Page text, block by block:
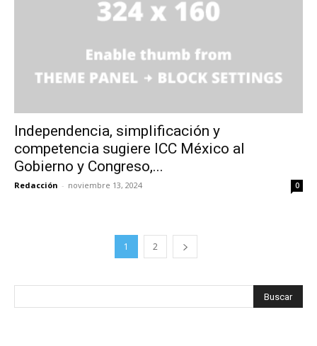
Independencia, simplificación y
competencia sugiere ICC México al
Gobierno y Congreso,...
Redacción - noviembre 13, 2024 0
1 2